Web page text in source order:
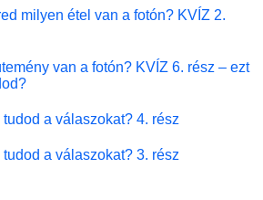
milyen étel van a fotón? KVÍZ 2.
van a fotón? KVÍZ 6. rész – ezt
a válaszokat? 4. rész
a válaszokat? 3. rész